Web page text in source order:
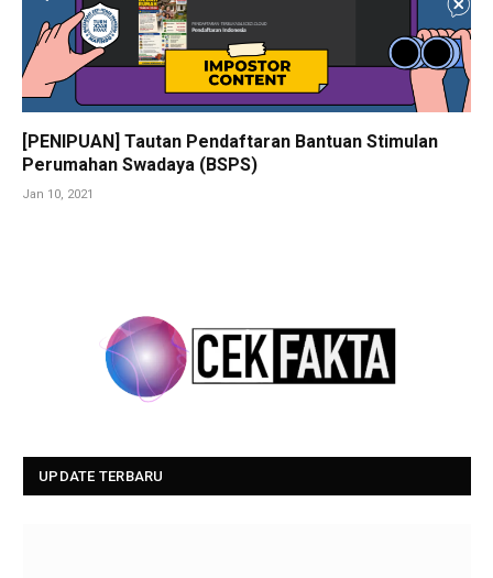
[PENIPUAN] Tautan Pendaftaran Bantuan Stimulan
Perumahan Swadaya (BSPS)
Jan 10, 2021
UPDATE TERBARU